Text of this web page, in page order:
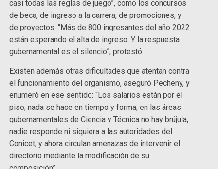
casi todas las reglas de juego”, como los concursos
de beca, de ingreso a la carrera, de promociones, y
de proyectos. “Más de 800 ingresantes del año 2022
están esperando el alta de ingreso. Y la respuesta
gubernamental es el silencio”, protestó.
Existen además otras dificultades que atentan contra
el funcionamiento del organismo, aseguró Pecheny, y
enumeró en ese sentido: “Los salarios están por el
piso; nada se hace en tiempo y forma; en las áreas
gubernamentales de Ciencia y Técnica no hay brújula,
nadie responde ni siquiera a las autoridades del
Conicet; y ahora circulan amenazas de intervenir el
directorio mediante la modificación de su